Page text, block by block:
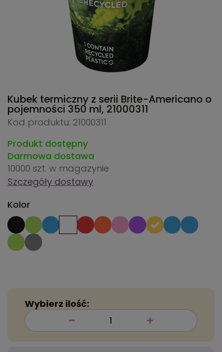
Kubek termiczny z serii Brite-Americano o
pojemności 350 ml, 21000311
Kod produktu: 21000311
Produkt dostępny
Darmowa dostawa
10000 szt. w magazynie
Szczegóły dostawy
Kolor
Wybierz ilość: